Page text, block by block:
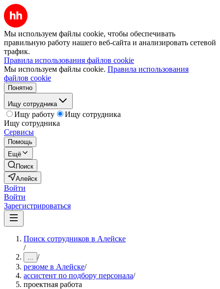
Мы используем файлы cookie, чтобы обеспечивать
правильную работу нашего веб-сайта и анализировать сетевой
трафик.
Правила использования файлов cookie
Мы используем файлы cookie. Правила использования
файлов cookie
Понятно
Ищу сотрудника
Ищу работу
Ищу сотрудника
Ищу сотрудника
Сервисы
Помощь
Ещё
Поиск
Алейск
Войти
Войти
Зарегистрироваться
Поиск сотрудников в Алейске
/
... /
резюме в Алейске/
ассистент по подбору персонала/
проектная работа